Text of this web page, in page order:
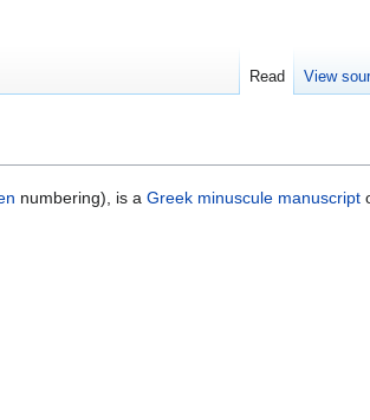
numbering), is a Greek minuscule manuscript
Read View